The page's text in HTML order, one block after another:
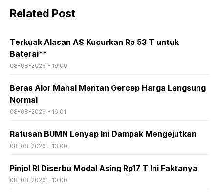
Related Post
Terkuak Alasan AS Kucurkan Rp 53 T untuk
Baterai**
08-08-2026 - 19.00
Beras Alor Mahal Mentan Gercep Harga Langsung
Normal
08-08-2026 - 16.01
Ratusan BUMN Lenyap Ini Dampak Mengejutkan
08-08-2026 - 13.00
Pinjol RI Diserbu Modal Asing Rp17 T Ini Faktanya
08-08-2026 - 10.00